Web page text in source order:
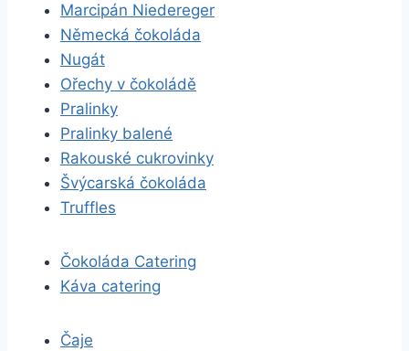
Marcipán Niedereger
Německá čokoláda
Nugát
Ořechy v čokoládě
Pralinky
Pralinky balené
Rakouské cukrovinky
Švýcarská čokoláda
Truffles
Čokoláda Catering
Káva catering
Čaje